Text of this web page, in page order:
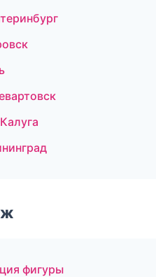
фигуры